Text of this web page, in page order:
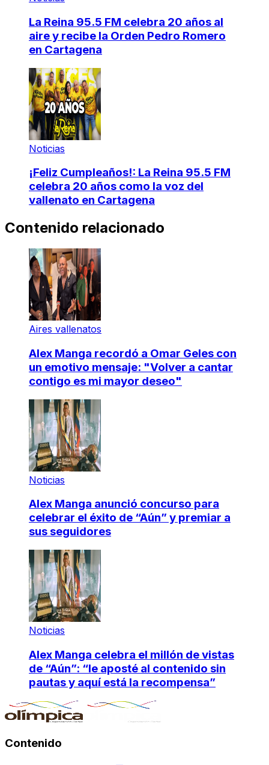
La Reina 95.5 FM celebra 20 años al
aire y recibe la Orden Pedro Romero
en Cartagena
Noticias
¡Feliz Cumpleaños!: La Reina 95.5 FM
celebra 20 años como la voz del
vallenato en Cartagena
Contenido relacionado
Aires vallenatos
Alex Manga recordó a Omar Geles con
un emotivo mensaje: "Volver a cantar
contigo es mi mayor deseo"
Noticias
Alex Manga anunció concurso para
celebrar el éxito de “Aún” y premiar a
sus seguidores
Noticias
Alex Manga celebra el millón de vistas
de “Aún”: “le aposté al contenido sin
pautas y aquí está la recompensa”
Contenido